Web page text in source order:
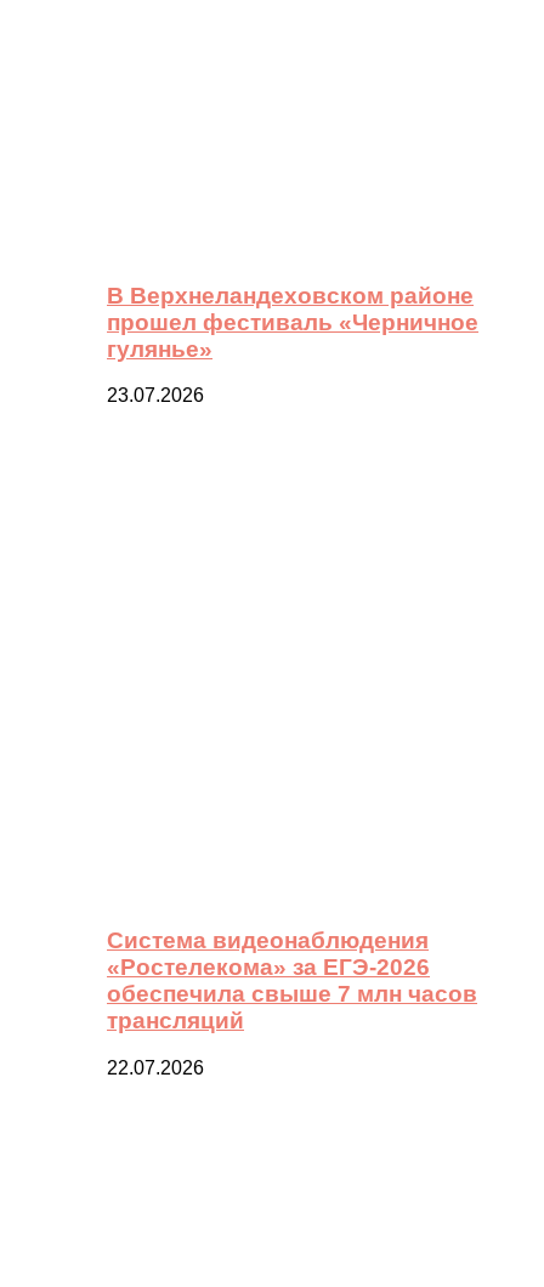
В Верхнеландеховском районе
прошел фестиваль «Черничное
гулянье»
23.07.2026
Система видеонаблюдения
«Ростелекома» за ЕГЭ-2026
обеспечила свыше 7 млн часов
трансляций
22.07.2026